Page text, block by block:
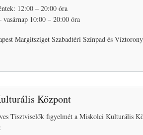
12:00 – 20:00 óra
vasárnap 10:00 – 20:00 óra
Margitsziget Szabadtéri Színpad és
Központ
Tisztviselők figyelmét a Miskolci Kulturális